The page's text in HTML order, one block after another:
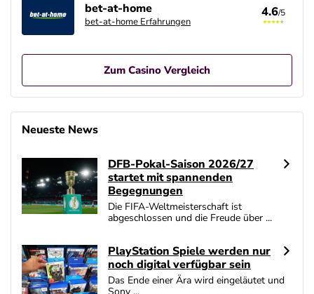
bet-at-home
bet-at-home Erfahrungen
4.6/5
Zum Casino Vergleich
Betano Casino Bonus
400% bis zu 80€
Interwetten Bonus
100% bis zu 100€
AGB gelten
SlotMagie Bonus
AGB gelten
Novoline Bonus
Neueste News
DFB-Pokal-Saison 2026/27
startet mit spannenden
Begegnungen
Die FIFA-Weltmeisterschaft ist
abgeschlossen und die Freude über ...
PlayStation Spiele werden nur
noch digital verfügbar sein
Das Ende einer Ära wird eingeläutet und